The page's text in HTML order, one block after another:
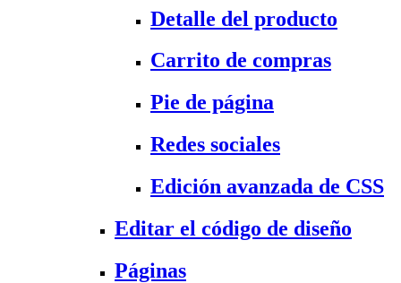
Detalle del producto
Carrito de compras
Pie de página
Redes sociales
Edición avanzada de CSS
Editar el código de diseño
Páginas